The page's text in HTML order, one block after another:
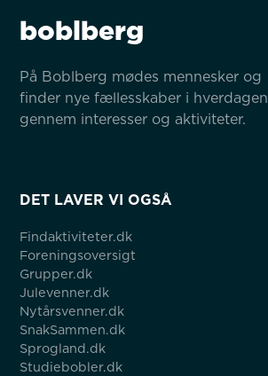
boblberg
På Boblberg mødes mennesker og
finder nye fællesskaber i hverdagen
gennem interesser og aktiviteter.
DET LAVER VI OGSÅ
Findaktiviteter.dk
Foreningsoversigt
Grupper.dk
Julevenner.dk
Nytårsvenner.dk
SnakSammen.dk
Sprogland.dk
Studiebobler.dk